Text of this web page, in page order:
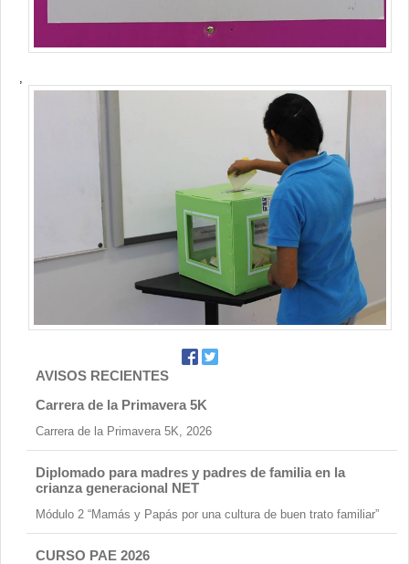
,
AVISOS RECIENTES
Carrera de la Primavera 5K
Carrera de la Primavera 5K, 2026
Diplomado para madres y padres de familia en la
crianza generacional NET
Módulo 2 “Mamás y Papás por una cultura de buen trato familiar”
CURSO PAE 2026